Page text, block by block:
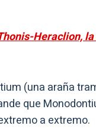
Heraclion,
(una araña
que
a extremo.